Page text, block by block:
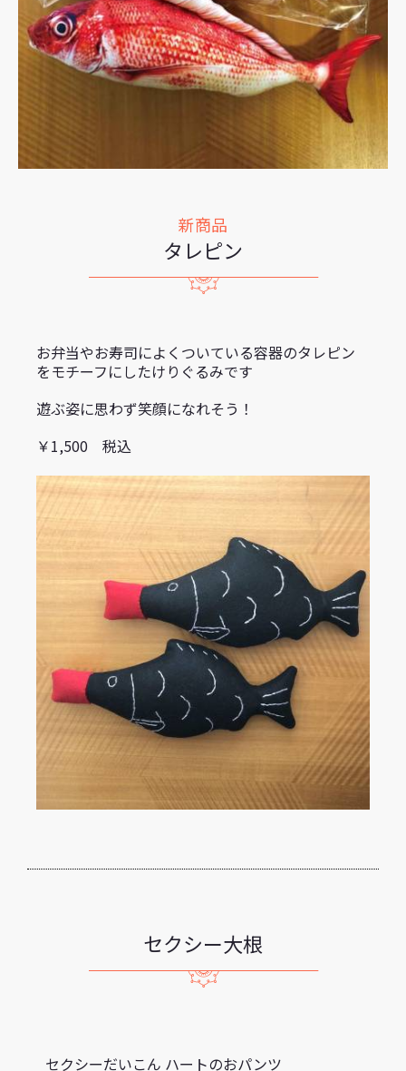
新商品
タレピン
お弁当やお寿司によくついている容器のタレピン
をモチーフにしたけりぐるみです
遊ぶ姿に思わず笑顔になれそう！
￥1,500 税込
セクシー大根
セクシーだいこん ハートのおパンツ